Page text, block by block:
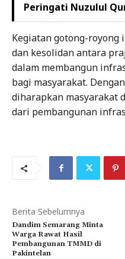
Peringati Nuzulul
Kegiatan gotong-
dan kesolidan antara
dalam membangun
bagi masyarakat.
diharapkan masyarakat
dari pembangunan
Berita Sebelumnya
Dandim Semarang Minta
Warga Rawat Hasil
Pembangunan TMMD di
Pakintelan